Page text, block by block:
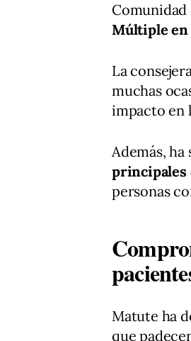
Comunidad
Múltiple en
La
muchas
impacto en
Además,
principales
personas
Matute ha
que